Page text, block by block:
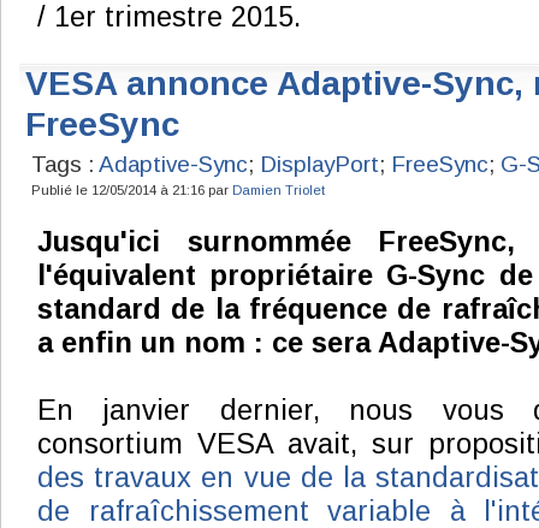
/ 1er trimestre 2015.
VESA annonce Adaptive-
FreeSync
Tags : Adaptive-Sync; DisplayPort; FreeSync; G-
Publié le 12/05/2014 à 21:16 par Damien Triolet
Jusqu'ici surnommée
l'équivalent propriétaire G-Sync
standard de la fréquence de
a enfin un nom : ce sera Adaptive-
En janvier dernier, nous vous
consortium VESA avait, sur
des travaux en vue de la
de rafraîchissement variable à